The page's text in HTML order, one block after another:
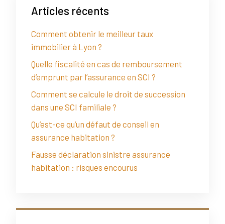
Articles récents
Comment obtenir le meilleur taux
immobilier à Lyon ?
Quelle fiscalité en cas de remboursement
d’emprunt par l’assurance en SCI ?
Comment se calcule le droit de succession
dans une SCI familiale ?
Qu’est-ce qu’un défaut de conseil en
assurance habitation ?
Fausse déclaration sinistre assurance
habitation : risques encourus